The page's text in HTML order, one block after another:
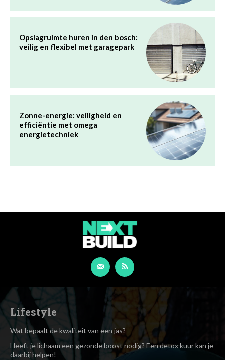
Lifestyle
Wat bepaalt de kwaliteit van een jas?
Heeft je lichaam een gezonde boost nodig? Een detox kuur kan je
daarbij helpen!